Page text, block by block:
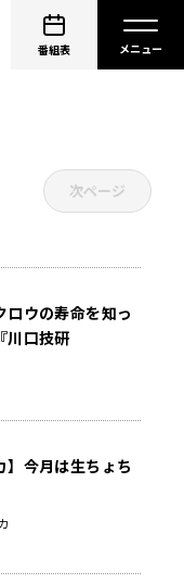
番組表
次ページ
ロウの寿命を知っ
川口技研
】今月は生ちょち